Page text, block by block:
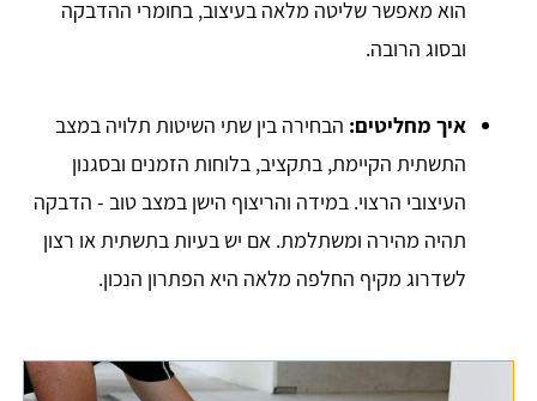
הוא מאפשר שליטה מלאה בעיצוב, בחומרי ההדבקה
ובסוג הרובה.
איך מחליטים: הבחירה בין שתי השיטות תלויה במצב
התשתית הקיימת, בתקציב, בלוחות הזמנים ובסגנון
העיצובי הרצוי. במידה והריצוף הישן במצב טוב - הדבקה
תהיה מהירה ומשתלמת. אם יש בעיות בתשתית או רצון
לשדרוג מקיף החלפה מלאה היא הפתרון הנכון.